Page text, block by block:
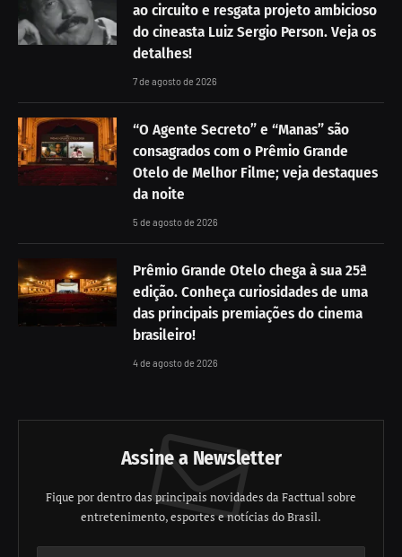
ao circuito e resgata projeto ambicioso
do cineasta Luiz Sergio Person. Veja os
detalhes!
7 de agosto de 2026
“O Agente Secreto” e “Manas” são
consagrados com o Prêmio Grande
Otelo de Melhor Filme; veja destaques
da noite
5 de agosto de 2026
Prêmio Grande Otelo chega à sua 25ª
edição. Conheça curiosidades de uma
das principais premiações do cinema
brasileiro!
4 de agosto de 2026
Assine a Newsletter
Fique por dentro das principais novidades da Facttual sobre
entretenimento, esportes e notícias do Brasil.